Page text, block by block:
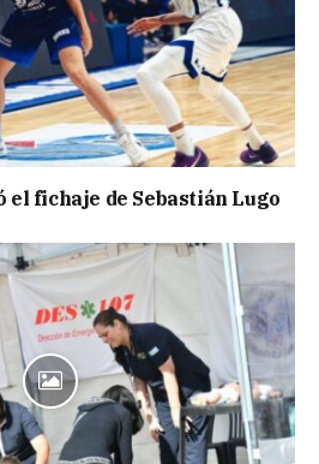
fichaje de Sebastián Lugo